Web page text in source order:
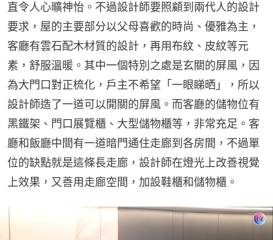
直令人心曠神怡。不過設計師要照顧到兩代人的設計
要求，屋的主要部分以父母喜歡的時尚、優雅為主，
客廳有雲石配木材質的設計，再用布紋、皮紋等元
素，舒服溫暖。其中一個特別之處是玄關的屏風，因
為大門口對正梳化，戶主不希望「一眼睇晒」，所以
設計師造了一道可以開關的屏風。而客廳的儲物位有
黑鐵架、門口展覽櫃、大型儲物櫃等，非常充足。客
廳和飯廳中間有一道暗門通住走廊到各房間，不過單
位的缺點就是這條長走廊，設計師在燈光上改善視覺
上效果，又善用走廊空間，加設鞋櫃和儲物櫃。